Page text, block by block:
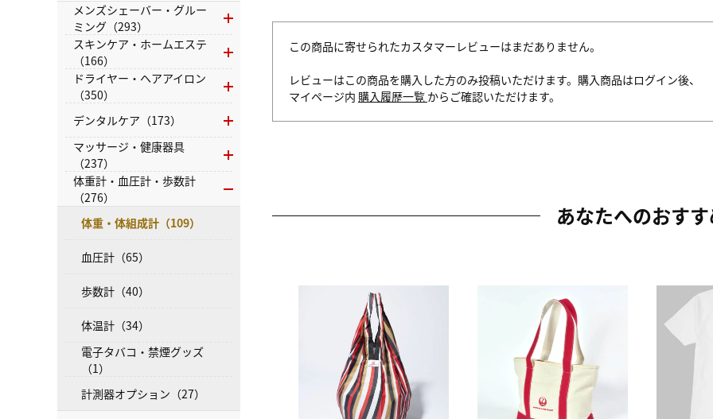
この商品に寄せられたカスタマーレビューはまだありません。
レビューはこの商品を購入した方のみ投稿いただけます。購入商品はログイン後、
マイページ内 購入履歴一覧 からご確認いただけます。
あなたへのおす
メンズシェーバー・グルー
ミング（293）
スキンケア・ホームエステ
（166）
ドライヤー・ヘアアイロン
（350）
デンタルケア（173）
マッサージ・健康器具
（237）
体重計・血圧計・歩数計
（276）
体重・体組成計（109）
血圧計（65）
歩数計（40）
体温計（34）
電子タバコ・禁煙グッズ
（1）
計測器オプション（27）